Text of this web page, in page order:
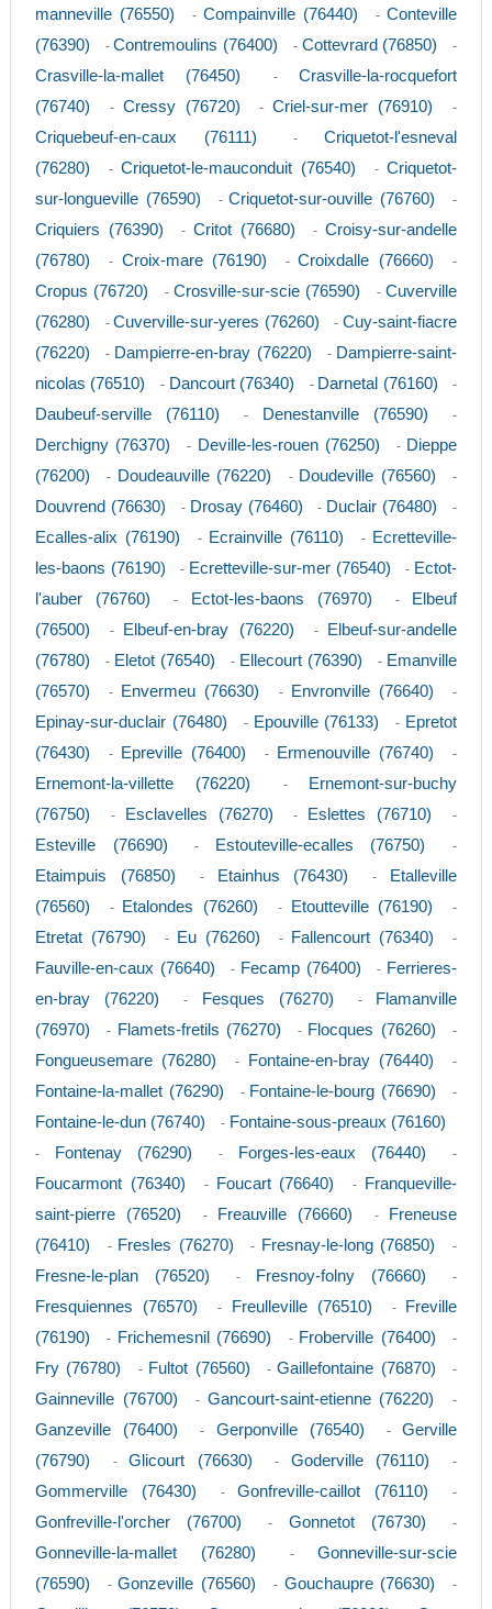
manneville (76550)
- Compainville (76440) -Conteville
(76390)
-Contremoulins (76400) - Cottevrard (76850) -
Crasville-la-mallet (76450) -Crasville-la-rocquefort
(76740)
- Cressy (76720) -Criel-sur-mer (76910) -
Criquebeuf-en-caux (76111) -Criquetot-l'esneval
(76280)
- Criquetot-le-mauconduit (76540) -Criquetot-
sur-longueville (76590)
-Criquetot-sur-ouville (76760) -
Criquiers (76390) - Critot (76680) -Croisy-sur-andelle
(76780)
- Croix-mare (76190) -Croixdalle (76660) -
Cropus (76720) -Crosville-sur-scie (76590) -Cuverville
(76280)
-Cuverville-sur-yeres (76260) -Cuy-saint-fiacre
(76220)
- Dampierre-en-bray (76220) - Dampierre-saint-
nicolas (76510)
- Dancourt (76340) - Darnetal (76160) -
Daubeuf-serville (76110) - Denestanville (76590) -
Derchigny (76370) - Deville-les-rouen (76250) - Dieppe
(76200)
- Doudeauville (76220) - Doudeville (76560) -
Douvrend (76630) - Drosay (76460) - Duclair (76480) -
Ecalles-alix (76190) - Ecrainville (76110) - Ecretteville-
les-baons (76190)
- Ecretteville-sur-mer (76540) - Ectot-
l'auber (76760)
- Ectot-les-baons (76970) -
Elbeuf
(76500)
- Elbeuf-en-bray (76220) -
Elbeuf-sur-andelle
(76780)
- Eletot (76540) - Ellecourt (76390) - Emanville
(76570)
- Envermeu (76630) - Envronville (76640) -
Epinay-sur-duclair (76480) - Epouville (76133) - Epretot
(76430)
- Epreville (76400) - Ermenouville (76740) -
Ernemont-la-villette (76220) -
Ernemont-sur-buchy
(76750)
- Esclavelles (76270) - Eslettes (76710) -
Esteville (76690) - Estouteville-ecalles (76750) -
Etaimpuis (76850) - Etainhus (76430) -
Etalleville
(76560)
- Etalondes (76260) - Etoutteville (76190) -
Etretat (76790) - Eu (76260) - Fallencourt (76340) -
Fauville-en-caux (76640) - Fecamp (76400) - Ferrieres-
en-bray (76220)
- Fesques (76270) -
Flamanville
(76970)
- Flamets-fretils (76270) - Flocques (76260) -
Fongueusemare (76280) - Fontaine-en-bray (76440) -
Fontaine-la-mallet (76290) - Fontaine-le-bourg (76690) -
Fontaine-le-dun (76740) - Fontaine-sous-preaux (76160)
- Fontenay (76290) - Forges-les-eaux (76440) -
Foucarmont (76340) - Foucart (76640) -
Franqueville-
saint-pierre (76520)
- Freauville (76660) -
Freneuse
(76410)
- Fresles (76270) - Fresnay-le-long (76850) -
Fresne-le-plan (76520) - Fresnoy-folny (76660) -
Fresquiennes (76570) - Freulleville (76510) -
Freville
(76190)
- Frichemesnil (76690) - Froberville (76400) -
Fry (76780) - Fultot (76560) -Gaillefontaine (76870) -
Gainneville (76700) - Gancourt-saint-etienne (76220) -
Ganzeville (76400) - Gerponville (76540) -Gerville
(76790)
-Glicourt (76630) - Goderville (76110) -
Gommerville (76430) -Gonfreville-caillot (76110) -
Gonfreville-l'orcher (76700) - Gonnetot (76730) -
Gonneville-la-mallet (76280) -Gonneville-sur-scie
(76590)
-Gonzeville (76560) - Gouchaupre (76630) -